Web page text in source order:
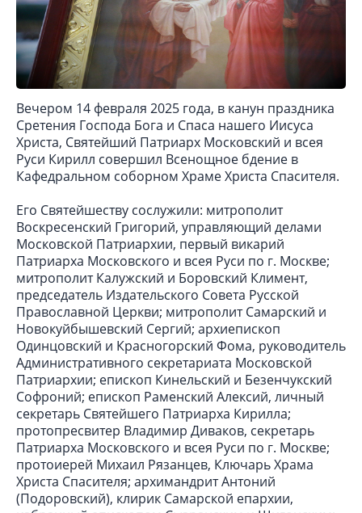
Вечером 14 февраля 2025 года, в канун праздника
Сретения Господа Бога и Спаса нашего Иисуса
Христа, Святейший Патриарх Московский и всея
Руси Кирилл совершил Всенощное бдение в
Кафедральном соборном Храме Христа Спасителя.
Его Святейшеству сослужили: митрополит
Воскресенский Григорий, управляющий делами
Московской Патриархии, первый викарий
Патриарха Московского и всея Руси по г. Москве;
митрополит Калужский и Боровский Климент,
председатель Издательского Совета Русской
Православной Церкви; митрополит Самарский и
Новокуйбышевский Сергий; архиепископ
Одинцовский и Красногорский Фома, руководитель
Административного секретариата Московской
Патриархии; епископ Кинельский и Безенчукский
Софроний; епископ Раменский Алексий, личный
секретарь Святейшего Патриарха Кирилла;
протопресвитер Владимир Диваков, секретарь
Патриарха Московского и всея Руси по г. Москве;
протоиерей Михаил Рязанцев, Ключарь Храма
Христа Спасителя; архимандрит Антоний
(Подоровский), клирик Самарской епархии,